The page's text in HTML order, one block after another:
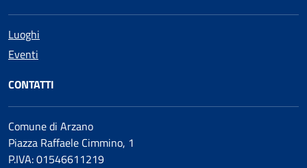
Luoghi
Eventi
CONTATTI
Comune di Arzano
Piazza Raffaele Cimmino, 1
P.IVA: 01546611219